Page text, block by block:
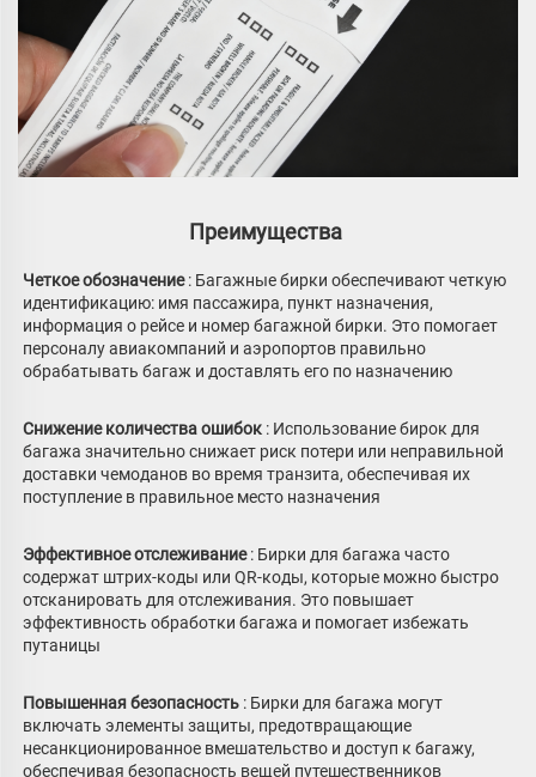
Преимущества
Четкое обозначение : Багажные бирки обеспечивают четкую
идентификацию: имя пассажира, пункт назначения,
информация о рейсе и номер багажной бирки. Это помогает
персоналу авиакомпаний и аэропортов правильно
обрабатывать багаж и доставлять его по назначению
Снижение количества ошибок : Использование бирок для
багажа значительно снижает риск потери или неправильной
доставки чемоданов во время транзита, обеспечивая их
поступление в правильное место назначения
Эффективное отслеживание : Бирки для багажа часто
содержат штрих-коды или QR-коды, которые можно быстро
отсканировать для отслеживания. Это повышает
эффективность обработки багажа и помогает избежать
путаницы
Повышенная безопасность : Бирки для багажа могут
включать элементы защиты, предотвращающие
несанкционированное вмешательство и доступ к багажу,
обеспечивая безопасность вещей путешественников